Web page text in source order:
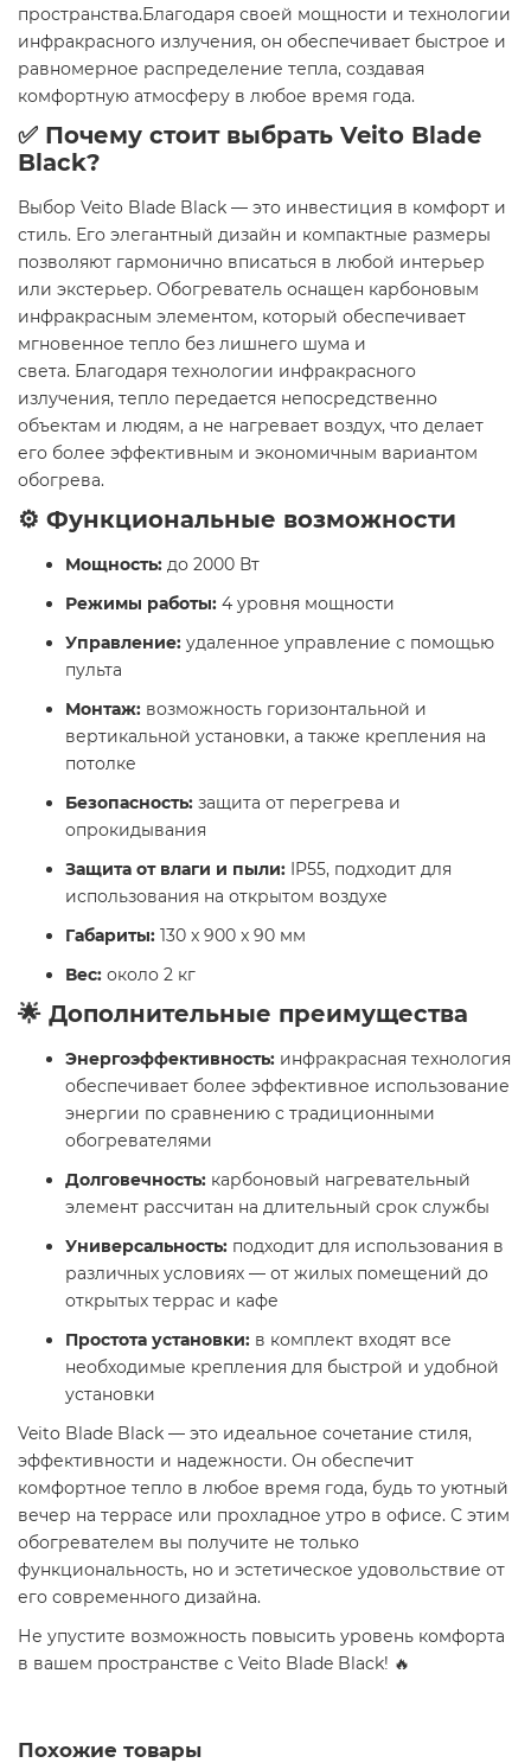
пространства.Благодаря своей мощности и технологии
инфракрасного излучения, он обеспечивает быстрое и
равномерное распределение тепла, создавая
комфортную атмосферу в любое время года.
✅ Почему стоит выбрать Veito Blade
Black?
Выбор Veito Blade Black — это инвестиция в комфорт и
стиль. Его элегантный дизайн и компактные размеры
позволяют гармонично вписаться в любой интерьер
или экстерьер. Обогреватель оснащен карбоновым
инфракрасным элементом, который обеспечивает
мгновенное тепло без лишнего шума и
света. Благодаря технологии инфракрасного
излучения, тепло передается непосредственно
объектам и людям, а не нагревает воздух, что делает
его более эффективным и экономичным вариантом
обогрева.
⚙️ Функциональные возможности
Мощность: до 2000 Вт
Режимы работы: 4 уровня мощности
Управление: удаленное управление с помощью
пульта
Монтаж: возможность горизонтальной и
вертикальной установки, а также крепления на
потолке
Безопасность: защита от перегрева и
опрокидывания
Защита от влаги и пыли: IP55, подходит для
использования на открытом воздухе
Габариты: 130 x 900 x 90 мм
Вес: около 2 кг
🌟 Дополнительные преимущества
Энергоэффективность: инфракрасная технология
обеспечивает более эффективное использование
энергии по сравнению с традиционными
обогревателями
Долговечность: карбоновый нагревательный
элемент рассчитан на длительный срок службы
Универсальность: подходит для использования в
различных условиях — от жилых помещений до
открытых террас и кафе
Простота установки: в комплект входят все
необходимые крепления для быстрой и удобной
установки
Veito Blade Black — это идеальное сочетание стиля,
эффективности и надежности. Он обеспечит
комфортное тепло в любое время года, будь то уютный
вечер на террасе или прохладное утро в офисе. С этим
обогревателем вы получите не только
функциональность, но и эстетическое удовольствие от
его современного дизайна.
Не упустите возможность повысить уровень комфорта
в вашем пространстве с Veito Blade Black! 🔥
Похожие товары